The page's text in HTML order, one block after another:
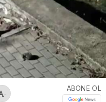
-
ABONE OL